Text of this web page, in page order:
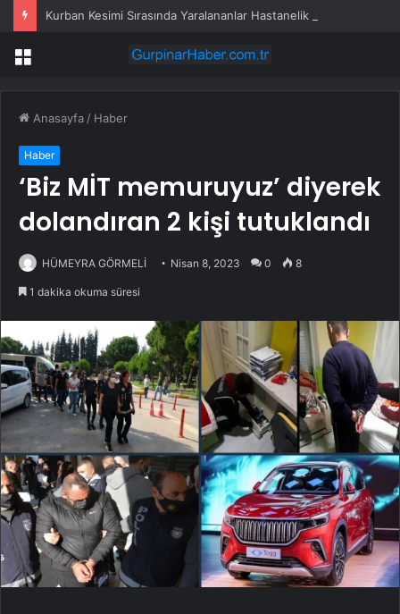
Kurban Kesimi Sırasında Yaralananlar Hastanelik Oldu
Menü
Anasayfa / Haber
Haber
‘Biz MİT memuruyuz’ diyerek
dolandıran 2 kişi tutuklandı
HÜMEYRA GÖRMELİ Nisan 8, 2023 0 8
1 dakika okuma süresi